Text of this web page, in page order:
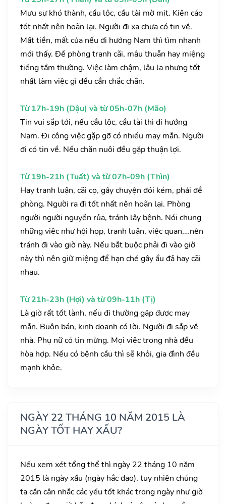
Mưu sự khó thành, cầu lộc, cầu tài mờ mịt. Kiện cáo
tốt nhất nên hoãn lại. Người đi xa chưa có tin về.
Mất tiền, mất của nếu đi hướng Nam thì tìm nhanh
mới thấy. Đề phòng tranh cãi, mâu thuẫn hay miệng
tiếng tầm thường. Việc làm chậm, lâu la nhưng tốt
nhất làm việc gì đều cần chắc chắn.
Từ 17h-19h (Dậu) và từ 05h-07h (Mão)
Tin vui sắp tới, nếu cầu lộc, cầu tài thì đi hướng
Nam. Đi công việc gặp gỡ có nhiều may mắn. Người
đi có tin về. Nếu chăn nuôi đều gặp thuận lợi.
Từ 19h-21h (Tuất) và từ 07h-09h (Thìn)
Hay tranh luận, cãi cọ, gây chuyện đói kém, phải đề
phòng. Người ra đi tốt nhất nên hoãn lại. Phòng
người người nguyền rủa, tránh lây bệnh. Nói chung
những việc như hội họp, tranh luận, việc quan,…nên
tránh đi vào giờ này. Nếu bắt buộc phải đi vào giờ
này thì nên giữ miệng để hạn ché gây ẩu đả hay cãi
nhau.
Từ 21h-23h (Hợi) và từ 09h-11h (Tị)
Là giờ rất tốt lành, nếu đi thường gặp được may
mắn. Buôn bán, kinh doanh có lời. Người đi sắp về
nhà. Phụ nữ có tin mừng. Mọi việc trong nhà đều
hòa hợp. Nếu có bệnh cầu thì sẽ khỏi, gia đình đều
mạnh khỏe.
NGÀY 22 THÁNG 10 NĂM 2015 LÀ
NGÀY TỐT HAY XẤU?
Nếu xem xét tổng thể thì ngày 22 tháng 10 năm
2015 là ngày xấu (ngày hắc đạo), tuy nhiên chúng
ta cần cân nhắc các yếu tốt khác trong ngày như giờ